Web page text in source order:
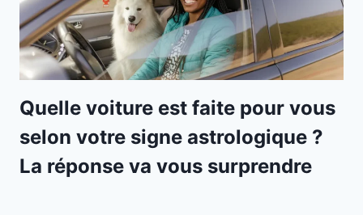
Quelle voiture est faite pour vous
selon votre signe astrologique ?
La réponse va vous surprendre